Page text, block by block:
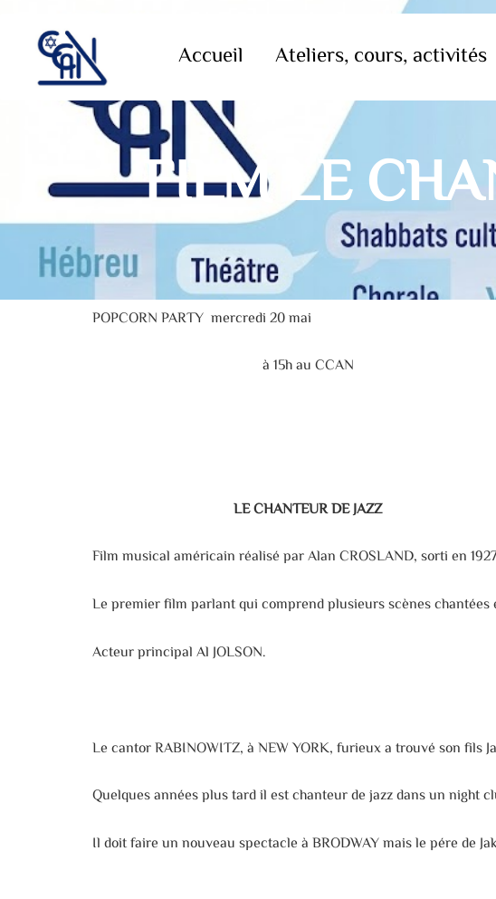
Accueil Ateliers, cours, activités
FILM LE
POPCORN PARTY mercredi 20 mai
à 15h au CCAN
LE CHANTEUR DE JAZZ
Film musical américain réalisé par Alan CROSLAND, sorti en
Le premier film parlant qui comprend plusieurs scènes
Acteur principal Al JOLSON.
Le cantor RABINOWITZ, à NEW YORK, furieux a trouvé son fils
Quelques années plus tard il est chanteur de jazz dans un night
Il doit faire un nouveau spectacle à BRODWAY mais le pére de